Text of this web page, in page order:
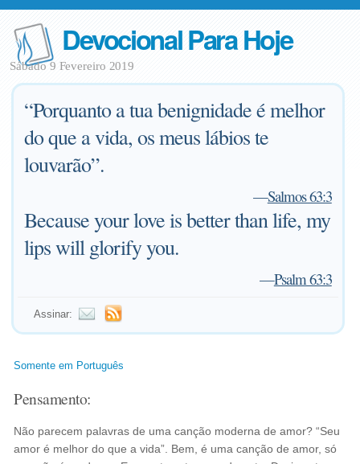
Devocional Para Hoje
Sábado 9 Fevereiro 2019
“Porquanto a tua benignidade é melhor
do que a vida, os meus lábios te
louvarão”.
—Salmos 63:3
Because your love is better than life, my
lips will glorify you.
—Psalm 63:3
Assinar:
Somente em Português
Pensamento:
Não parecem palavras de uma canção moderna de amor? “Seu
amor é melhor do que a vida”. Bem, é uma canção de amor, só